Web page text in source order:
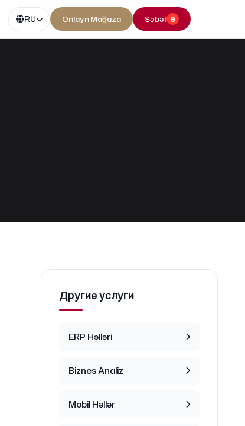
RU Onlayn Mağaza Səbət 0
Другие услуги
ERP Həlləri
Biznes Analiz
Mobil Həllər